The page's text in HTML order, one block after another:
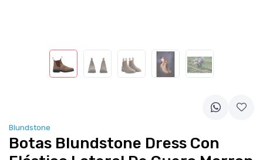
Blundstone
Botas Blundstone Dress Con